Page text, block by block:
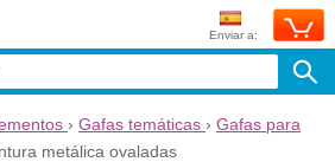
Enviar a:
› Gafas temáticas › Gafas para
metálica ovaladas